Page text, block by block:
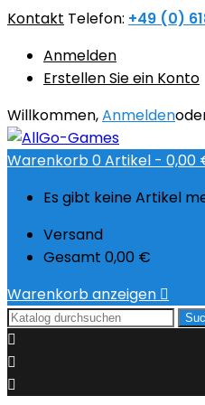
Kontakt Telefon: +49 (0)
Anmelden
Erstellen Sie ein Konto
Willkommen,Anmelden
Warenkorb0Artikel - 0,00
Es gibt keine Artikel
Versand
Gesamt 0,00 €
Warenkorb anzeigen 


